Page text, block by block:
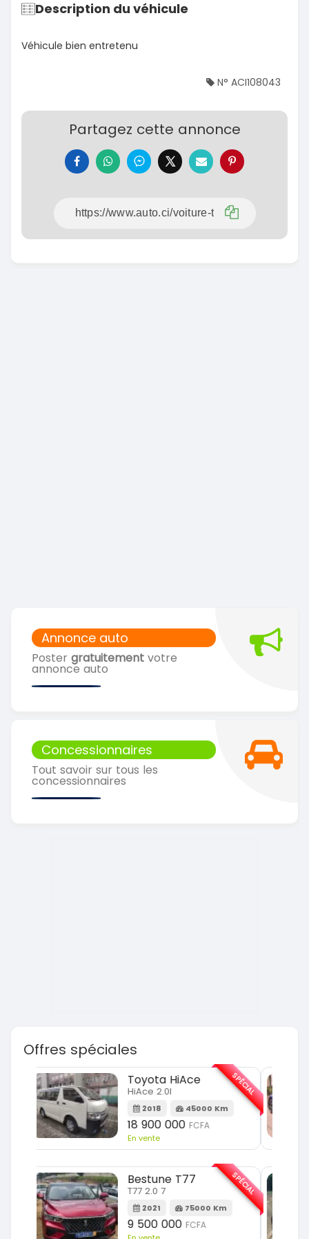
Annonce auto
Poster gratuitement votre
annonce auto
Concessionnaires
Tout savoir sur tous les
concessionnaires
Offres spéciales
Hyundai Elantra
Elantra 2.0l
2021 100000 Km
9 800 000FCFA
En vente
SPÉCIAL
Toyota Fortuner
Fortuner 2.0 VVTI
2014 100000 Km
13 800 000FCFA
SPÉCIAL
Description du véhicule
Véhicule bien entretenu
N° ACI108043
Partagez cette annonce